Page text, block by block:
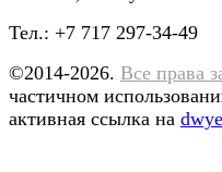
Тел.: +7 717 297-34-49
©2014-2026. Все права
частичном
активная ссылка на